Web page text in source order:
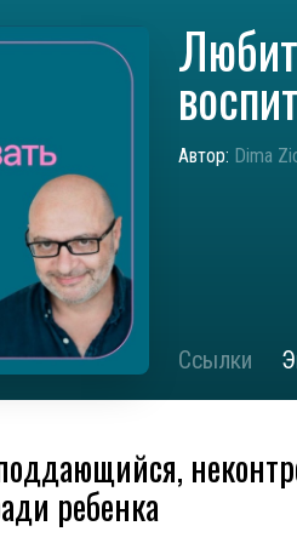
Автор: Dima
Ссылки
ребенка